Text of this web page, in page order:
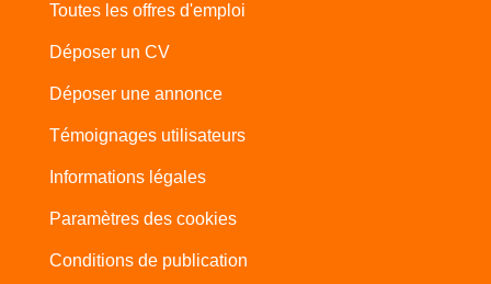
Toutes les offres d'emploi
Déposer un CV
Déposer une annonce
Témoignages utilisateurs
Informations légales
Paramètres des cookies
Conditions de publication